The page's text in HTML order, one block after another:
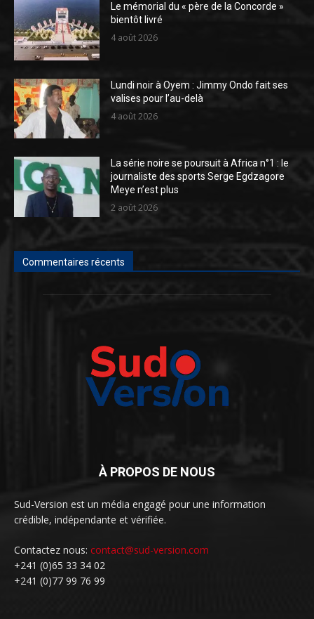
Le mémorial du « père de la Concorde »
bientôt livré
4 août 2026
Lundi noir à Oyem : Jimmy Ondo fait ses
valises pour l’au-delà
4 août 2026
La série noire se poursuit à Africa n°1 : le
journaliste des sports Serge Egdzagore
Meye n’est plus
2 août 2026
Commentaires récents
À PROPOS DE NOUS
Sud-Version est un média engagé pour une information
crédible, indépendante et vérifiée.
Contactez nous: contact@sud-version.com
+241 (0)65 33 34 02
+241 (0)77 99 76 99